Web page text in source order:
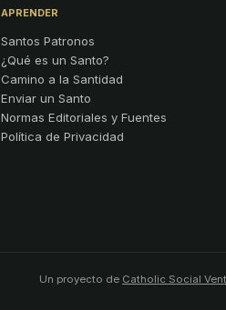
APRENDER
Santos Patronos
¿Qué es un Santo?
Camino a la Santidad
Enviar un Santo
Normas Editoriales y Fuentes
Política de Privacidad
Un proyecto de Catholic Social